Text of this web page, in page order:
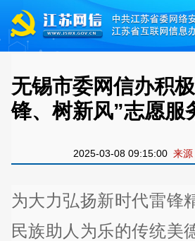
无锡市委网信办积
锋、树新风”志愿服
2025-03-08 09:15:00 来源
为大力弘扬新时代雷锋
民族助人为乐的传统美